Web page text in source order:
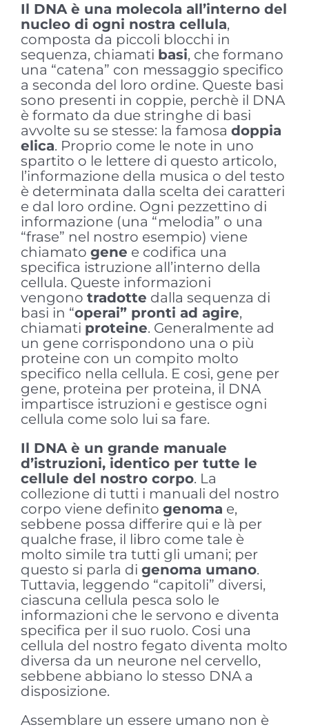
Il DNA è una molecola all’interno del
nucleo di ogni nostra cellula,
composta da piccoli blocchi in
sequenza, chiamati basi, che formano
una “catena” con messaggio specifico
a seconda del loro ordine. Queste basi
sono presenti in coppie, perchè il DNA
è formato da due stringhe di basi
avvolte su se stesse: la famosa doppia
elica. Proprio come le note in uno
spartito o le lettere di questo articolo,
l’informazione della musica o del testo
è determinata dalla scelta dei caratteri
e dal loro ordine. Ogni pezzettino di
informazione (una “melodia” o una
“frase” nel nostro esempio) viene
chiamato gene e codifica una
specifica istruzione all’interno della
cellula. Queste informazioni
vengono tradotte dalla sequenza di
basi in “operai” pronti ad agire,
chiamati proteine. Generalmente ad
un gene corrispondono una o più
proteine con un compito molto
specifico nella cellula. E cosi, gene per
gene, proteina per proteina, il DNA
impartisce istruzioni e gestisce ogni
cellula come solo lui sa fare.
Il DNA è un grande manuale
d’istruzioni, identico per tutte le
cellule del nostro corpo. La
collezione di tutti i manuali del nostro
corpo viene definito genoma e,
sebbene possa differire qui e là per
qualche frase, il libro come tale è
molto simile tra tutti gli umani; per
questo si parla di genoma umano.
Tuttavia, leggendo “capitoli” diversi,
ciascuna cellula pesca solo le
informazioni che le servono e diventa
specifica per il suo ruolo. Cosi una
cellula del nostro fegato diventa molto
diversa da un neurone nel cervello,
sebbene abbiano lo stesso DNA a
disposizione.
Assemblare un essere umano non è